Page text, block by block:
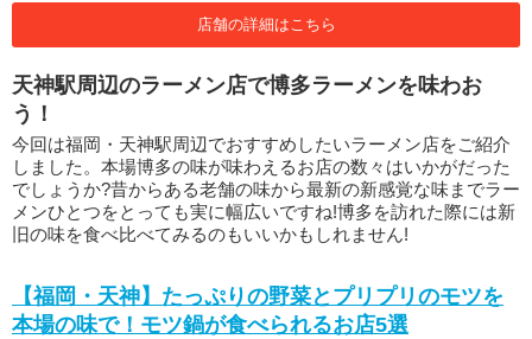
店舗の詳細はこちら
天神駅周辺のラーメン店で博多ラーメンを味わお
う！
今回は福岡・天神駅周辺でおすすめしたいラーメン店をご紹介
しました。本場博多の味が味わえるお店の数々はいかがだった
でしょうか?昔からある老舗の味から最新の新感覚な味までラー
メンひとつをとっても実に幅広いですね!博多を訪れた際には新
旧の味を食べ比べてみるのもいいかもしれません!
【福岡・天神】たっぷりの野菜とプリプリのモツを
本場の味で！モツ鍋が食べられるお店5選